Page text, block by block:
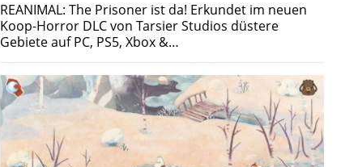
REANIMAL: The Prisoner ist da! Erkundet im neuen
Koop-Horror DLC von Tarsier Studios düstere
Gebiete auf PC, PS5, Xbox &…